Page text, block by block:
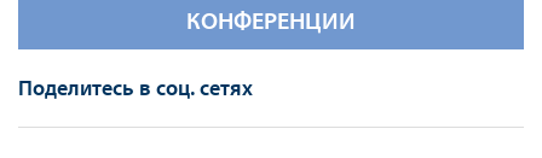
КОНФЕРЕНЦИИ
Поделитесь в соц. сетях